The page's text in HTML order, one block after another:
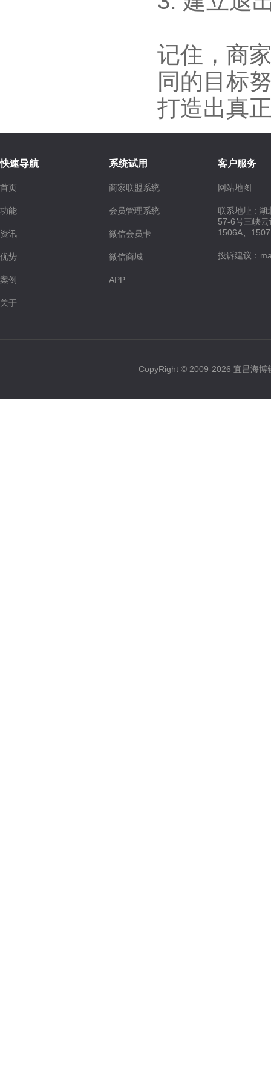
记住， 商
同的目标
打造出真
快速导航
首页
功能
资讯
优势
案例
关于
系统试用
商家联盟系统
会员管理系统
微信会员卡
微信商城
APP
客户服务
网站地图
联系地址 : 湖
57-6号三峡
1506A、
投诉建议：
CopyRight © 2009-2026 宜昌海